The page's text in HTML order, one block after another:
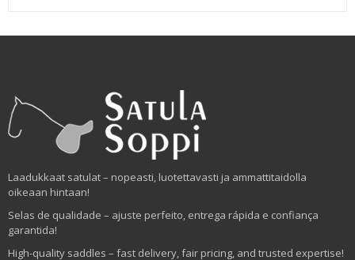
Laadukkaat satulat – nopeasti, luotettavasti ja ammattitaidolla
oikeaan hintaan!
Selas de qualidade – ajuste perfeito, entrega rápida e confiança
garantida!
High-quality saddles – fast delivery, fair pricing, and trusted expertise!